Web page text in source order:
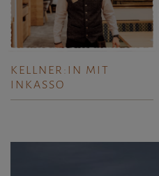
KELLNER:IN MIT
INKASSO